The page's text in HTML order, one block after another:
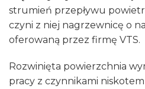
strumień przepływu
czyni z niej nagrzewnicę o
oferowaną przez firmę VTS.
Rozwinięta powierzchnia
pracy z czynnikami